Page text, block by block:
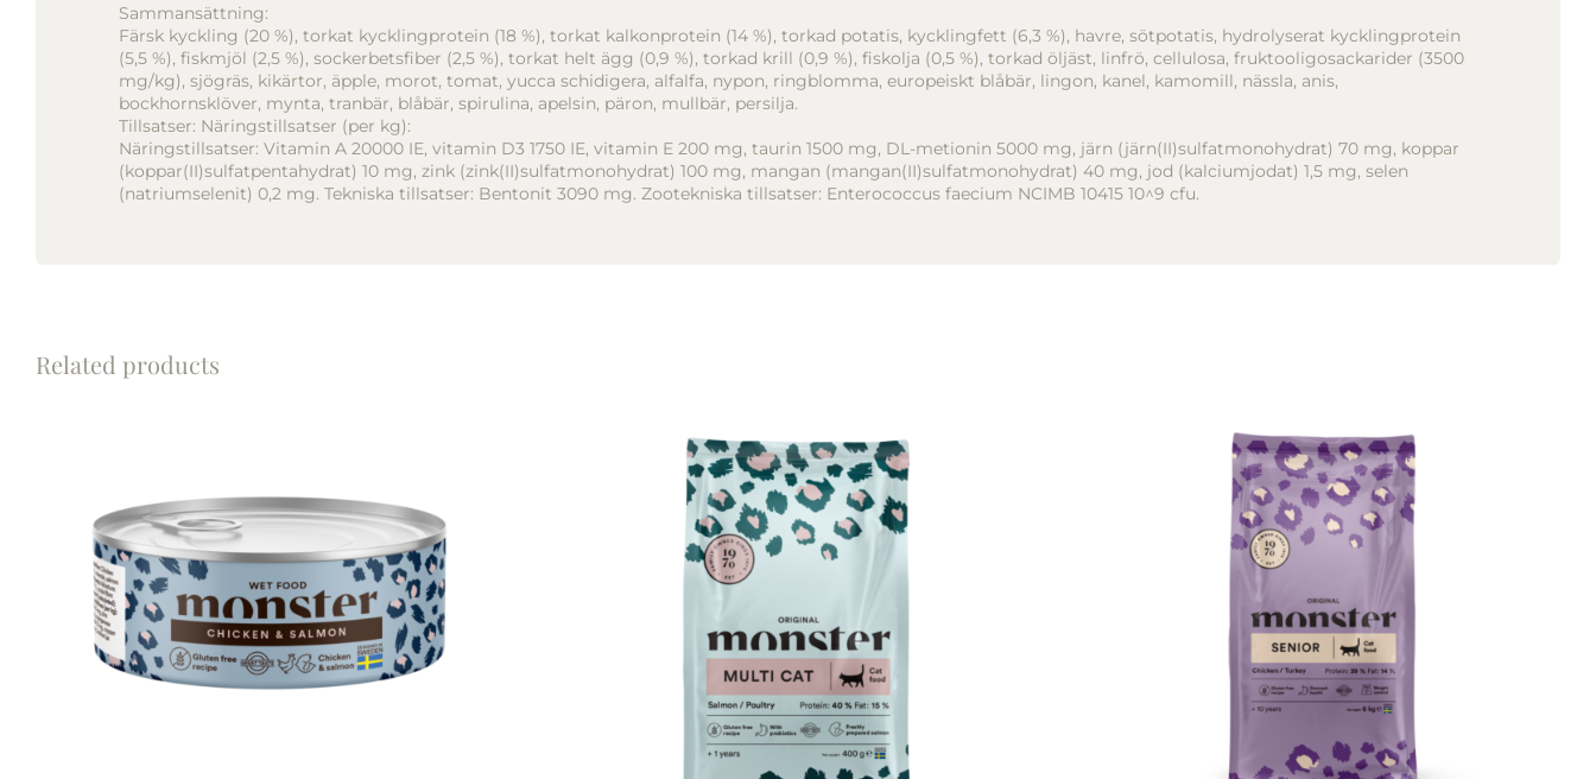
Sammansättning:
Färsk kyckling (20 %), torkat kycklingprotein (18 %), torkat kalkonprotein (14 %), torkad potatis, kycklingfett (6,3 %), havre, sötpotatis, hydrolyserat kycklingprotein
(5,5 %), fiskmjöl (2,5 %), sockerbetsfiber (2,5 %), torkat helt ägg (0,9 %), torkad krill (0,9 %), fiskolja (0,5 %), torkad öljäst, linfrö, cellulosa, fruktooligosackarider (3500
mg/kg), sjögräs, kikärtor, äpple, morot, tomat, yucca schidigera, alfalfa, nypon, ringblomma, europeiskt blåbär, lingon, kanel, kamomill, nässla, anis,
bockhornsklöver, mynta, tranbär, blåbär, spirulina, apelsin, päron, mullbär, persilja.
Tillsatser: Näringstillsatser (per kg):
Näringstillsatser: Vitamin A 20000 IE, vitamin D3 1750 IE, vitamin E 200 mg, taurin 1500 mg, DL-metionin 5000 mg, järn (järn(II)sulfatmonohydrat) 70 mg, koppar
(koppar(II)sulfatpentahydrat) 10 mg, zink (zink(II)sulfatmonohydrat) 100 mg, mangan (mangan(II)sulfatmonohydrat) 40 mg, jod (kalciumjodat) 1,5 mg, selen
(natriumselenit) 0,2 mg. Tekniska tillsatser: Bentonit 3090 mg. Zootekniska tillsatser: Enterococcus faecium NCIMB 10415 10^9 cfu.
Related products